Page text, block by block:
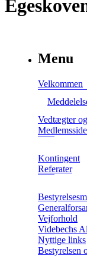
Menu
Velkommen
Vedtægter
Kontingent
Referater
Vejforhold
Videbechs
Nyttige links
Bestyrelsen